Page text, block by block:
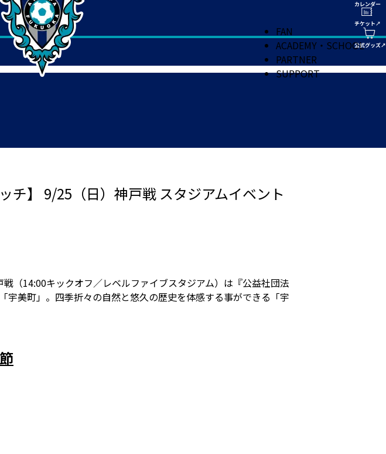
FAN
ACADEMY・SCHOOL
PARTNER
SUPPORT
チ】 9/25（日）神戸戦 スタジアムイベント
（14:00キックオフ／レベルファイブスタジアム）は『公益社団法
美町」。四季折々の自然と悠久の歴史を体感する事ができる「宇